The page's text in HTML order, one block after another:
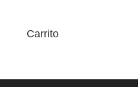
Carrito